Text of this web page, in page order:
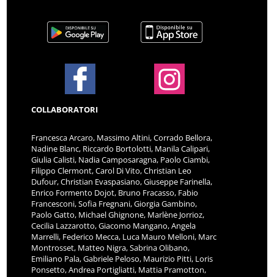
COLLABORATORI
Francesca Arcaro, Massimo Altini, Corrado Bellora,
Nadine Blanc, Riccardo Bortolotti, Manila Calipari,
Giulia Calisti, Nadia Camposaragna, Paolo Ciambi,
Filippo Clermont, Carol Di Vito, Christian Leo
Dufour, Christian Evaspasiano, Giuseppe Farinella,
Enrico Formento Dojot, Bruno Fracasso, Fabio
Francesconi, Sofia Fregnani, Giorgia Gambino,
Paolo Gatto, Michael Ghignone, Marlène Jorrioz,
Cecilia Lazzarotto, Giacomo Mangano, Angela
Marrelli, Federico Mecca, Luca Mauro Melloni, Marc
Montrosset, Matteo Nigra, Sabrina Olibano,
Emiliano Pala, Gabriele Peloso, Maurizio Pitti, Loris
Ponsetto, Andrea Portigliatti, Mattia Pramotton,